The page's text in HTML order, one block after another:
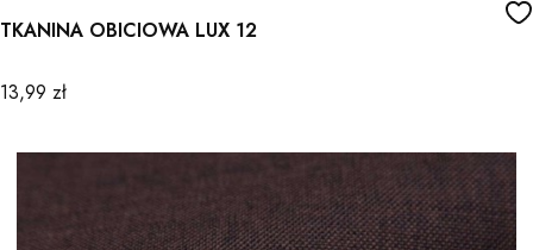
TKANINA OBICIOWA LUX 12
Cena
13,99 zł